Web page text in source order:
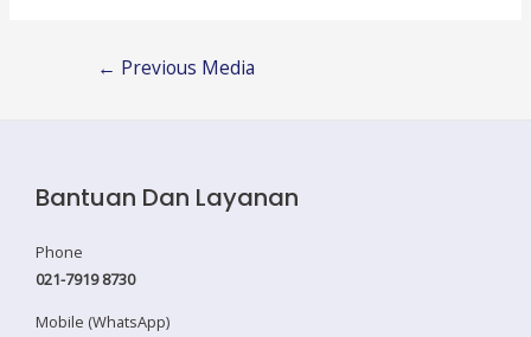
← Previous Media
Bantuan Dan Layanan
Phone
021-7919 8730
Mobile (WhatsApp)